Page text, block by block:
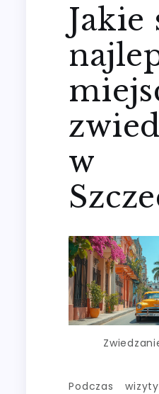
Jakie
w
Podczas